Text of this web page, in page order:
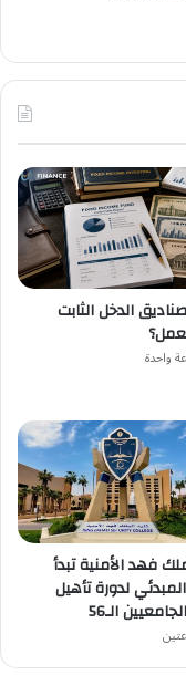
الدخل الثابت
واحدة
فهد الأمنية تبدأ
لدورة تأهيل
الـ56